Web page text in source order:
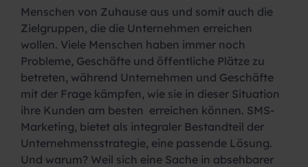
Menschen von Zuhause aus und somit auch die
Zielgruppen, die die Unternehmen erreichen
wollen. Viele Menschen haben immer noch
Probleme, Geschäfte und öffentliche Plätze zu
betreten, während Unternehmen und Geschäfte
mit der Frage kämpfen, wie sie in dieser Situation
ihre Kunden am besten erreichen können. SMS-
Marketing, bietet als integraler Bestandteil der
Unternehmensstrategie, eine passende Lösung.
Und warum? Weil sich eine Sache in absehbarer